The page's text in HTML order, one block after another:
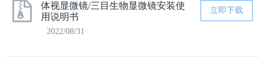
立即下载
体视显微镜/三目生物显微镜安装使
用说明书
2022/08/31